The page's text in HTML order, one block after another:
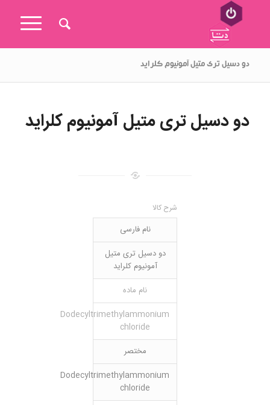
دو دسیل تری متیل آمونیوم کلراید
دو دسیل تری متیل آمونیوم کلراید
شرح کالا
نام فارسی
دو دسیل تری متیل
آمونیوم کلراید
نام ماده
Dodecyltrimethylammonium
chloride
مختصر
Dodecyltrimethylammonium
chloride